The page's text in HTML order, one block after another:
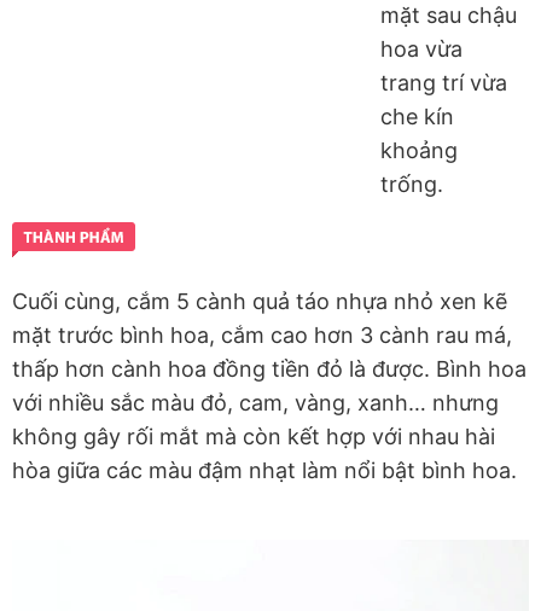
mặt sau chậu
hoa vừa
trang trí vừa
che kín
khoảng
trống.
Cuối cùng, cắm 5 cành quả táo nhựa nhỏ xen kẽ
mặt trước bình hoa, cắm cao hơn 3 cành rau má,
thấp hơn cành hoa đồng tiền đỏ là được. Bình hoa
với nhiều sắc màu đỏ, cam, vàng, xanh… nhưng
không gây rối mắt mà còn kết hợp với nhau hài
hòa giữa các màu đậm nhạt làm nổi bật bình hoa.